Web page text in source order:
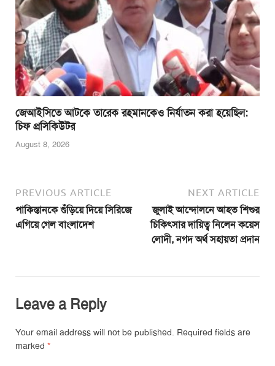
জেআইসিতে আটকে তারেক রহমানকেও নির্যাতন করা হয়েছিল:
চিফ প্রসিকিউটর
August 8, 2026
PREVIOUS ARTICLE
পাকিস্তানকে গুঁড়িয়ে দিয়ে সিরিজে
এগিয়ে গেল বাংলাদেশ
NEXT ARTICLE
জুলাই আন্দোলনে আহত শিশুর
চিকিৎসার দায়িত্ব নিলেন কয়েস
লোদী, নগদ অর্থ সহায়তা প্রদান
Leave a Reply
Your email address will not be published. Required fields are
marked *